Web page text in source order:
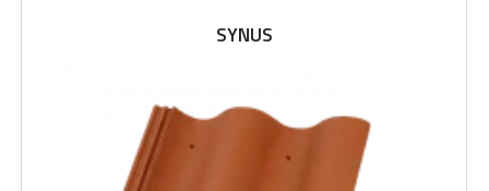
SYNUS